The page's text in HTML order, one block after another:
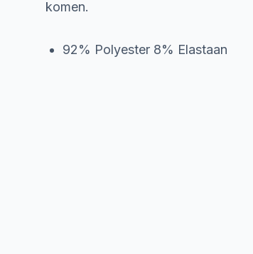
komen.
92% Polyester 8% Elastaan